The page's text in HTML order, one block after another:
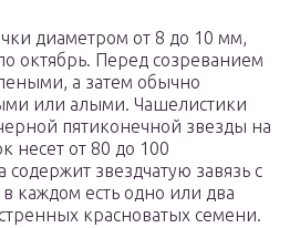
диаметром от 8 до 10 мм,
октябрь. Перед созреванием
а затем обычно
или алыми. Чашелистики
пятиконечной звезды на
несет от 80 до 100
звездчатую завязь с
каждом есть одно или два
красноватых семени.